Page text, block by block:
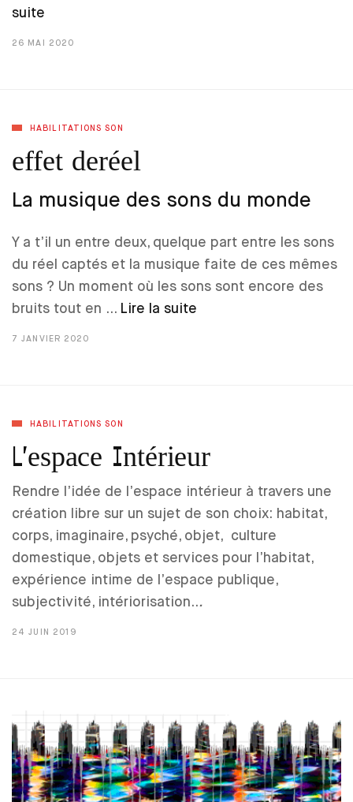
suite
26 MAI 2020
HABILITATIONS SON
effet deréel
La musique des sons du monde
Y a t’il un entre deux, quelque part entre les sons
du réel captés et la musique faite de ces mêmes
sons ? Un moment où les sons sont encore des
bruits tout en … Lire la suite
7 JANVIER 2020
HABILITATIONS SON
L’espace Intérieur
Rendre l’idée de l’espace intérieur à travers une
création libre sur un sujet de son choix: habitat,
corps, imaginaire, psyché, objet, culture
domestique, objets et services pour l’habitat,
expérience intime de l’espace publique,
subjectivité, intériorisation...
24 JUIN 2019